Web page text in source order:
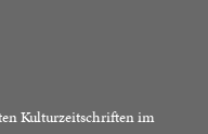
Kulturzeitschriften im